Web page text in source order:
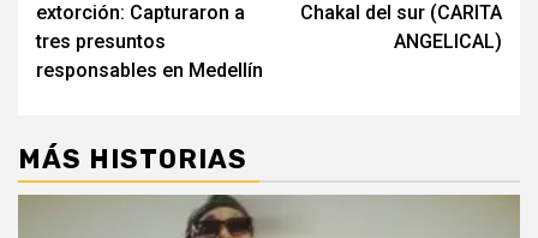
extorción: Capturaron a
tres presuntos
responsables en Medellín
Chakal del sur (CARITA
ANGELICAL)
MÁS HISTORIAS